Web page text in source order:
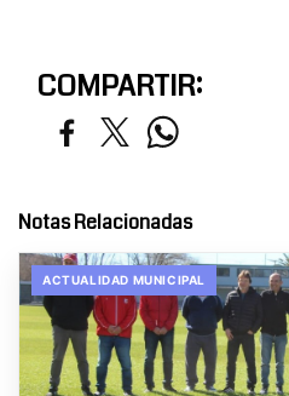
COMPARTIR:
Notas Relacionadas
ACTUALIDAD MUNICIPAL